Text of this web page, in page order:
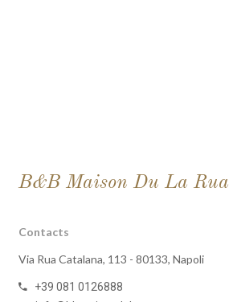
B&B Maison Du La Rua
Contacts
Via Rua Catalana, 113 - 80133, Napoli
+39 081 0126888